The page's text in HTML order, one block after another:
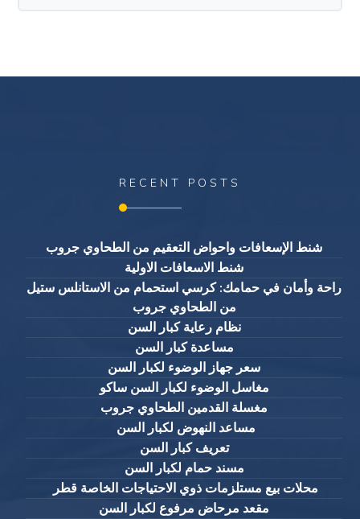
RECENT POSTS
شنط الإسعافات واحواض التعقيم من الطحاوي جروب
شنط الاسعافات الاولية
راحة وأمان في حمامك: كرسي استحمام من الاستانلس ستيل
من الطحاوي جروب
نظام رعاية كبار السن
مساعدة كبار السن
سعر جهاز الوضوء لكبار السن
مغاسل الوضوء لكبار السن ساكو
مغسلة القدمين الطحاوي جروب
مساعد النهوض لكبار السن
تعريف كبار السن
مسند حمام لكبار السن
محلات بيع مستلزمات ذوي الاحتياجات الخاصة قطر
مقعد مرحاض مرفوع لكبار السن